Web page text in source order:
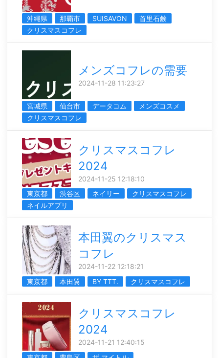
沖縄県 那覇市 SUISAVON
首里石鹸
クリスマスコフレ
メンズコフレの需要
2024-11-28 11:23:27
宮城県 仙台市 データコム
メンズコスメ
クリスマスコフレ
クリスマスコフレ
2024
2024-11-25 12:18:10
東京都
渋谷区 ネイリー
クリスマスコフレ
ネイルアプリ
本田翼のクリスマス
コフレ
2024-11-22 12:18:21
東京都
本田翼 BY TTT. クリスマスコフレ
クリスマスコフレ
2024
2024-11-21 12:40:15